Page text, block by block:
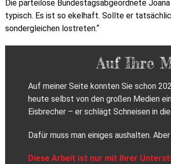
Die parteilose Bundestagsabgeordnete
typisch. Es ist so ekelhaft. Sollte er
sondergleichen lostreten.“
Auf Ihre
Auf meiner Seite konnten Sie schon
heute selbst von den großen Medien
Eisbrecher – er schlägt Schneisen in
Dafür muss man einiges aushalten.
Diese Arbeit ist nur mit Ihrer